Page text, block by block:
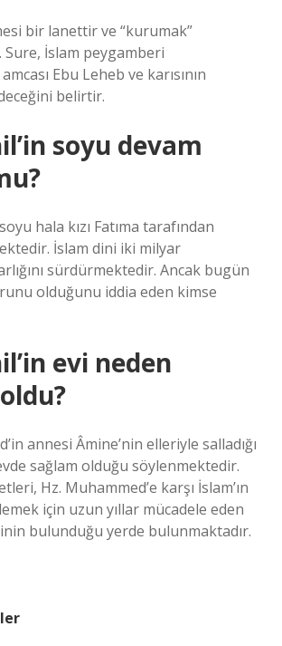
bir lanettir ve “kurumak”
Sure, İslam peygamberi
Ebu Leheb ve karısının
belirtir.
soyu devam
hala kızı Fatıma tarafından
İslam dini iki milyar
sürdürmektedir. Ancak bugün
olduğunu iddia eden kimse
evi neden
annesi Âmine’nin elleriyle salladığı
sağlam olduğu söylenmektedir.
Hz. Muhammed’e karşı İslam’ın
için uzun yıllar mücadele eden
bulunduğu yerde bulunmaktadır.